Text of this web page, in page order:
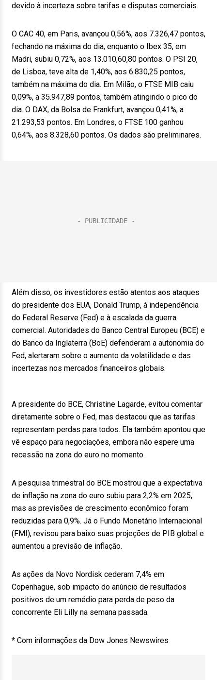
devido à incerteza sobre tarifas e disputas comerciais.
O CAC 40, em Paris, avançou 0,56%, aos 7.326,47 pontos,
fechando na máxima do dia, enquanto o Ibex 35, em
Madri, subiu 0,72%, aos 13.010,60,80 pontos. O PSI 20,
de Lisboa, teve alta de 1,40%, aos 6.830,25 pontos,
também na máxima do dia. Em Milão, o FTSE MIB caiu
0,09%, a 35.947,89 pontos, também atingindo o pico do
dia. O DAX, da Bolsa de Frankfurt, avançou 0,41%, a
21.293,53 pontos. Em Londres, o FTSE 100 ganhou
0,64%, aos 8.328,60 pontos. Os dados são preliminares.
Além disso, os investidores estão atentos aos ataques
do presidente dos EUA, Donald Trump, à independência
do Federal Reserve (Fed) e à escalada da guerra
comercial. Autoridades do Banco Central Europeu (BCE) e
do Banco da Inglaterra (BoE) defenderam a autonomia do
Fed, alertaram sobre o aumento da volatilidade e das
incertezas nos mercados financeiros globais.
A presidente do BCE, Christine Lagarde, evitou comentar
diretamente sobre o Fed, mas destacou que as tarifas
representam perdas para todos. Ela também apontou que
vê espaço para negociações, embora não espere uma
recessão na zona do euro no momento.
A pesquisa trimestral do BCE mostrou que a expectativa
de inflação na zona do euro subiu para 2,2% em 2025,
mas as previsões de crescimento econômico foram
reduzidas para 0,9%. Já o Fundo Monetário Internacional
(FMI), revisou para baixo suas projeções de PIB global e
aumentou a previsão de inflação.
As ações da Novo Nordisk cederam 7,4% em
Copenhague, sob impacto do anúncio de resultados
positivos de um remédio para perda de peso da
concorrente Eli Lilly na semana passada.
* Com informações da Dow Jones Newswires